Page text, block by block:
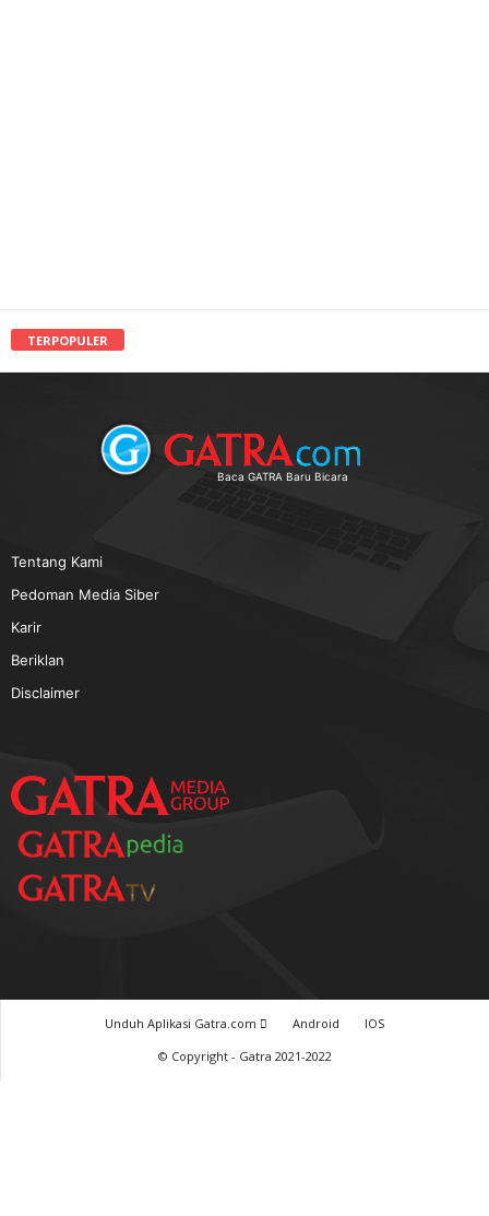
TERPOPULER
Baca GATRA Baru Bicara
Tentang Kami
Pedoman Media Siber
Karir
Beriklan
Disclaimer
Unduh Aplikasi Gatra.com Android
IOS
© Copyright - Gatra 2021-2022